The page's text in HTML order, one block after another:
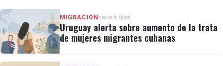
MIGRACIÓN hace 6 días
Uruguay alerta sobre aumento de la trata
de mujeres migrantes cubanas